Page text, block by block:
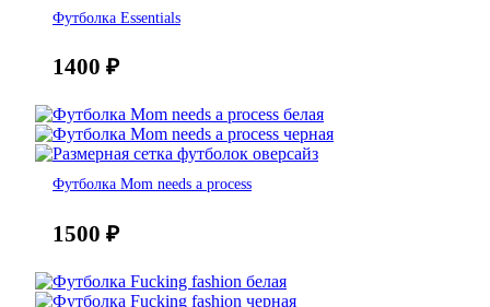
Футболка Essentials
1400 ₽
Футболка Mom needs a process
1500 ₽